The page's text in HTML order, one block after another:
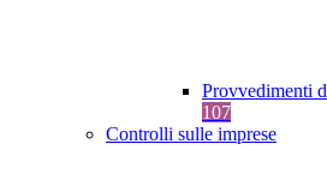
Provvedimenti
107
Controlli sulle imprese